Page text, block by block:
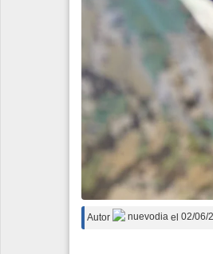
Autor nuevodia el 02/06/